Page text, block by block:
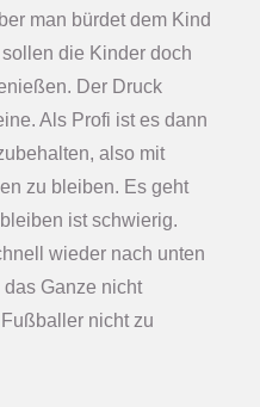
man bürdet dem Kind
die Kinder doch
Der Druck
Als Profi ist es dann
also mit
zu bleiben. Es geht
ist schwierig.
wieder nach unten
Ganze nicht
nicht zu